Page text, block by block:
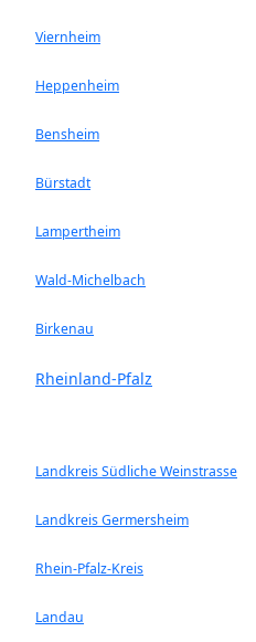
Viernheim
Heppenheim
Bensheim
Bürstadt
Lampertheim
Wald-Michelbach
Birkenau
Rheinland-Pfalz
Landkreis Südliche Weinstrasse
Landkreis Germersheim
Rhein-Pfalz-Kreis
Landau